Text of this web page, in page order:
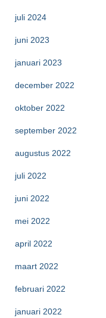
juli 2024
juni 2023
januari 2023
december 2022
oktober 2022
september 2022
augustus 2022
juli 2022
juni 2022
mei 2022
april 2022
maart 2022
februari 2022
januari 2022